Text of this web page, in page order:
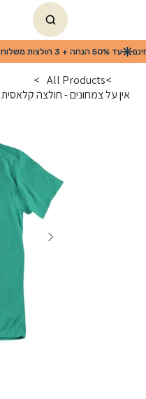
>
All Products
>
אין על צמחונים - חולצה קלאסית